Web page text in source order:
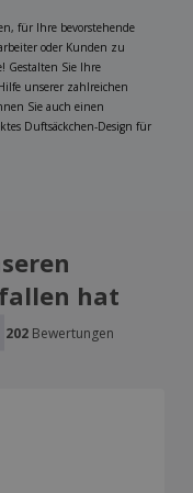
für Ihre bevorstehende
oder Kunden zu
Gestalten Sie Ihre
unserer zahlreichen
Sie auch einen
Duftsäckchen-Design für
hat
202 Bewertungen